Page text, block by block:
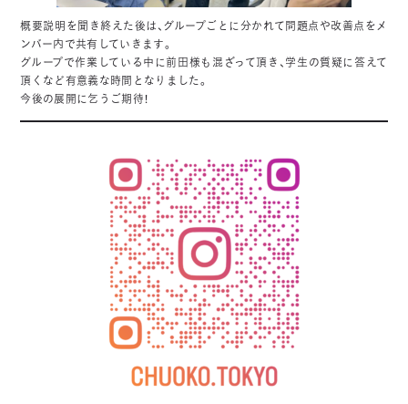
概要説明を聞き終えた後は、グループごとに分かれて問題点や改善点をメ
ンバー内で共有していきます。
グループで作業している中に前田様も混ざって頂き、学生の質疑に答えて
頂くなど有意義な時間となりました。
今後の展開に乞うご期待！